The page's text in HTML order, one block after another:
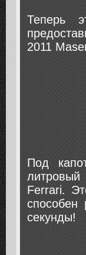
Теперь
2011
Под
Ferrari.
способен
секунды!